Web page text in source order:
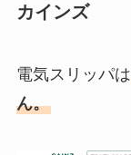
カインズ
電気スリッパは
ん。